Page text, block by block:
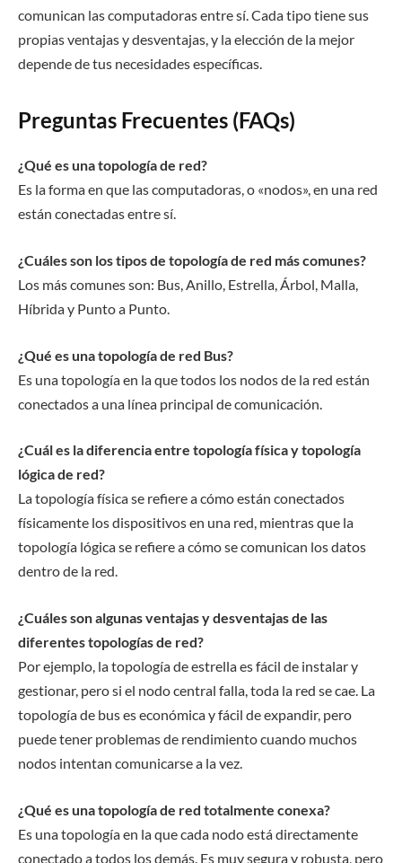
comunican las computadoras entre sí. Cada tipo tiene sus
propias ventajas y desventajas, y la elección de la mejor
depende de tus necesidades específicas.
Preguntas Frecuentes (FAQs)
¿Qué es una topología de red?
Es la forma en que las computadoras, o «nodos», en una red
están conectadas entre sí.
¿Cuáles son los tipos de topología de red más comunes?
Los más comunes son: Bus, Anillo, Estrella, Árbol, Malla,
Híbrida y Punto a Punto.
¿Qué es una topología de red Bus?
Es una topología en la que todos los nodos de la red están
conectados a una línea principal de comunicación.
¿Cuál es la diferencia entre topología física y topología
lógica de red?
La topología física se refiere a cómo están conectados
físicamente los dispositivos en una red, mientras que la
topología lógica se refiere a cómo se comunican los datos
dentro de la red.
¿Cuáles son algunas ventajas y desventajas de las
diferentes topologías de red?
Por ejemplo, la topología de estrella es fácil de instalar y
gestionar, pero si el nodo central falla, toda la red se cae. La
topología de bus es económica y fácil de expandir, pero
puede tener problemas de rendimiento cuando muchos
nodos intentan comunicarse a la vez.
¿Qué es una topología de red totalmente conexa?
Es una topología en la que cada nodo está directamente
conectado a todos los demás. Es muy segura y robusta, pero